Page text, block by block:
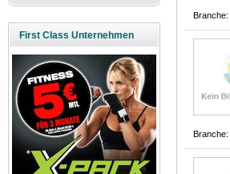
First Class Unternehmen
Branche:
Branche: